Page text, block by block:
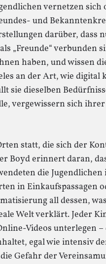
vernetzen
und
darüber, dass
„Freunde“ verbunden
haben, und wissen
an der Art, wie
sie dieselben
vergewissern sich
statt, die sich der
Boyd erinnert daran,
die
in Einkaufspassagen
all dessen,
Welt verklärt. Jeder
Videos unterlegen
egal wie intensiv
Gefahr der